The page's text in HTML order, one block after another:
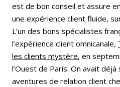
est de bon conseil et assure
une expérience client fluide,
L’un des bons spécialistes
l’expérience client omnicanale,
les clients mystère, en
l’Ouest de Paris. On avait
aventures de relation client